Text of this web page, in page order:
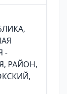
-
РАЙОН,